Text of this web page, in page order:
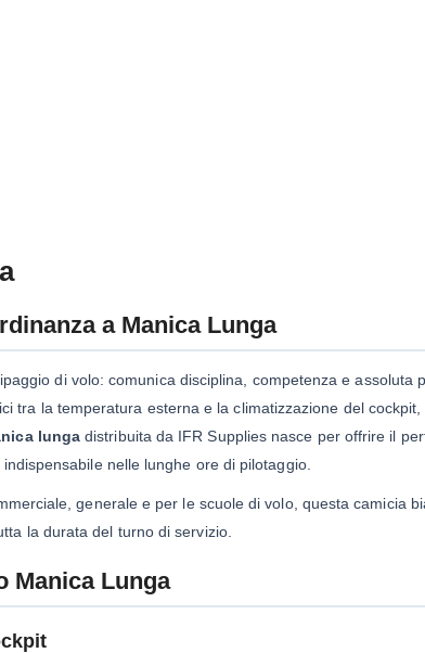
a Manica Lunga
di volo: comunica disciplina, competenza e assoluta
tra la temperatura esterna e la climatizzazione del
lunga distribuita da IFR Supplies nasce per offrire il
nelle lunghe ore di pilotaggio.
generale e per le scuole di volo, questa camicia
la durata del turno di servizio.
Manica Lunga